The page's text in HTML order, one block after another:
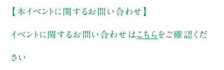
【本イベントに関するお問い合わせ】
イベントに関するお問い合わせはこちら をご確認くだ
さい